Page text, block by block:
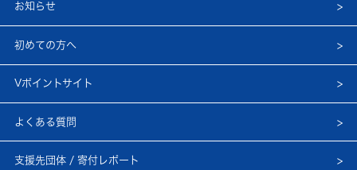
お知らせ
初めての方へ
Vポイントサイト
よくある質問
支援先団体 / 寄付レポート